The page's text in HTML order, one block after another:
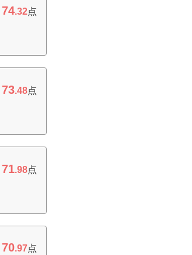
74.32点
73.48点
71.98点
70.97点